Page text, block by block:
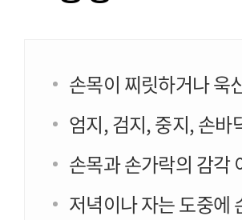
손목이 찌릿하거나 욱
엄지, 검지, 중지, 손바
손목과 손가락의 감각
저녁이나 자는 도중에